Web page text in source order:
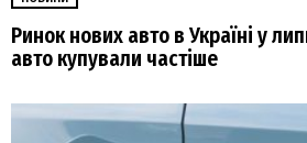
Ринок нових авто в Україні у
авто купували частіше